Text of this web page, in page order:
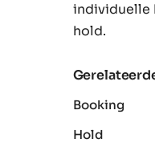
individuelle
hold.
Booking
Hold